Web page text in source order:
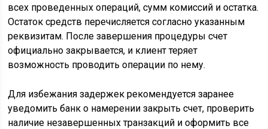
всех проведенных операций, сумм комиссий и остатка.
Остаток средств перечисляется согласно указанным
реквизитам. После завершения процедуры счет
официально закрывается, и клиент теряет
возможность проводить операции по нему.
Для избежания задержек рекомендуется заранее
уведомить банк о намерении закрыть счет, проверить
наличие незавершенных транзакций и оформить все